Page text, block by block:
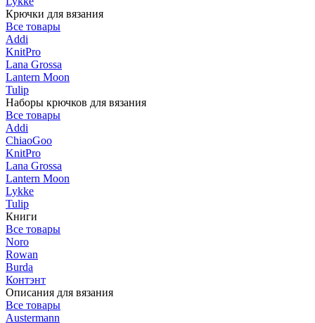
Крючки для вязания
Все товары
Addi
KnitPro
Lana Grossa
Lantern Moon
Tulip
Наборы крючков для вязания
Все товары
Addi
ChiaoGoo
KnitPro
Lana Grossa
Lantern Moon
Lykke
Tulip
Книги
Все товары
Noro
Rowan
Burda
Контэнт
Описания для вязания
Все товары
Austermann